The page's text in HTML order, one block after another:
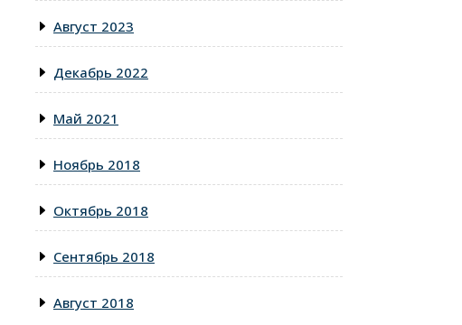
Август 2023
Декабрь 2022
Май 2021
Ноябрь 2018
Октябрь 2018
Сентябрь 2018
Август 2018